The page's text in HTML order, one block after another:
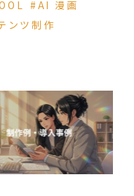
ソコンが苦手
#AI 漫画
ンツ制作